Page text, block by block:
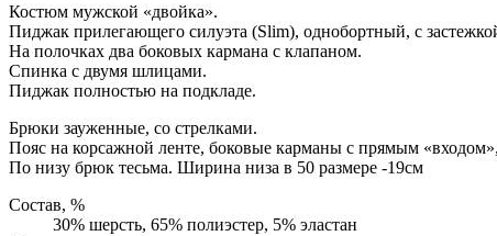
Костюм мужской «двойка».
Пиджак прилегающего силуэта (Slim), однобортный, с
На полочках два боковых кармана с клапаном.
Спинка с двумя шлицами.
Пиджак полностью на подкладе.
Брюки зауженные, со стрелками.
Пояс на корсажной ленте, боковые карманы с прямым
По низу брюк тесьма. Ширина низа в 50 размере -19см
Состав, %
30% шерсть, 65% полиэстер, 5% эластан